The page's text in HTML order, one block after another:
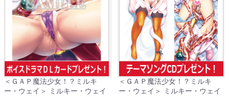
＜ＧＡＰ魔法少女！？ミルキ
ー・ウェイ＞ ミルキー・ウェイ
＜ＧＡＰ魔法少女！？ミルキ
ー・ウェイ＞ ミルキー・ウェイ